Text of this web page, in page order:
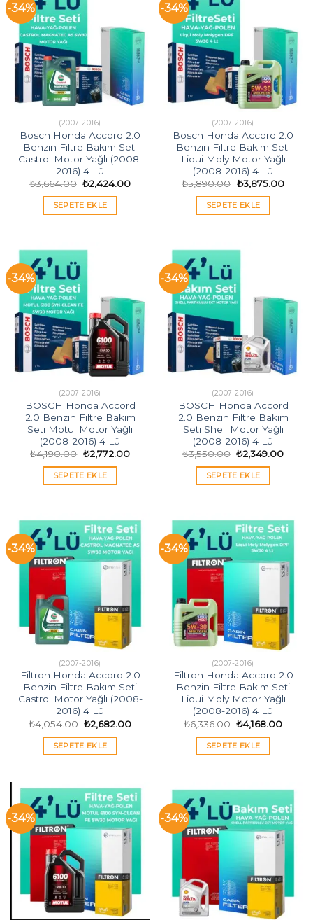
-34%
(2007-2016)
Bosch Honda Accord 2.0
Benzin Filtre Bakım Seti
Castrol Motor Yağlı (2008-
2016) 4 Lü
₺3,664.00 Orijinal
fiyat:
₺3,664.00.
₺2,424.00Şu
SEPETE EKLE
-34%
(2007-2016)
Bosch Honda Accord 2.0
Benzin Filtre Bakım Seti
Liqui Moly Motor Yağlı
(2008-2016) 4 Lü
₺5,890.00 Orijinal
fiyat:
₺5,890.00.
₺3,875.00Şu
SEPETE EKLE
-34%
(2007-2016)
BOSCH Honda Accord
2.0 Benzin Filtre Bakım
Seti Motul Motor Yağlı
(2008-2016) 4 Lü
₺4,190.00 Orijinal
fiyat:
₺4,190.00.
₺2,772.00Şu
SEPETE EKLE
-34%
(2007-2016)
BOSCH Honda Accord
2.0 Benzin Filtre Bakım
Seti Shell Motor Yağlı
(2008-2016) 4 Lü
₺3,550.00 Orijinal
fiyat:
₺3,550.00.
₺2,349.00Şu
SEPETE EKLE
-34%
(2007-2016)
Filtron Honda Accord 2.0
Benzin Filtre Bakım Seti
Castrol Motor Yağlı (2008-
2016) 4 Lü
₺4,054.00 Orijinal
fiyat:
₺4,054.00.
₺2,682.00Şu
SEPETE EKLE
-34%
(2007-2016)
Filtron Honda Accord 2.0
Benzin Filtre Bakım Seti
Liqui Moly Motor Yağlı
(2008-2016) 4 Lü
₺6,336.00 Orijinal
fiyat:
₺6,336.00.
₺4,168.00Şu
SEPETE EKLE
-34% -34%